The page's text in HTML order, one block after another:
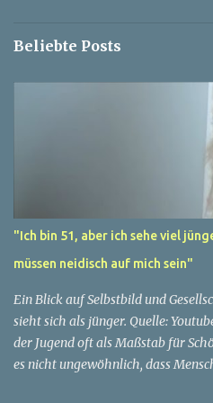
Beliebte Posts
"Ich bin 51, aber ich sehe viel
müssen neidisch auf mich sein"
Ein Blick auf Selbstbild und
sieht sich als jünger. Quelle:
der Jugend oft als Maßstab für
es nicht ungewöhnlich, dass